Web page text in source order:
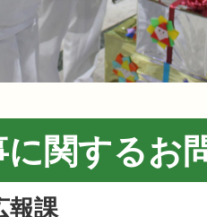
に関するお
報課